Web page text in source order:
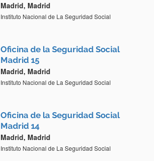
Madrid, Madrid
Instituto Nacional de La Seguridad Social
Oficina de la Seguridad Social
Madrid 15
Madrid, Madrid
Instituto Nacional de La Seguridad Social
Oficina de la Seguridad Social
Madrid 14
Madrid, Madrid
Instituto Nacional de La Seguridad Social